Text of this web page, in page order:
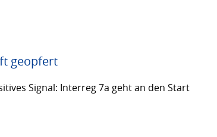
geopfert
Signal: Interreg 7a geht an den Start